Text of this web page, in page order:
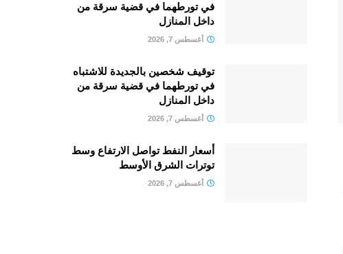
في تورطهما في قضية سرقة من
داخل المنازل
أغسطس 7, 2026
توقيف شخصين بالجديدة للاشتباه
في تورطهما في قضية سرقة من
داخل المنازل
أغسطس 7, 2026
أسعار النفط تواصل الارتفاع وسط
توترات الشرق الأوسط
أغسطس 7, 2026